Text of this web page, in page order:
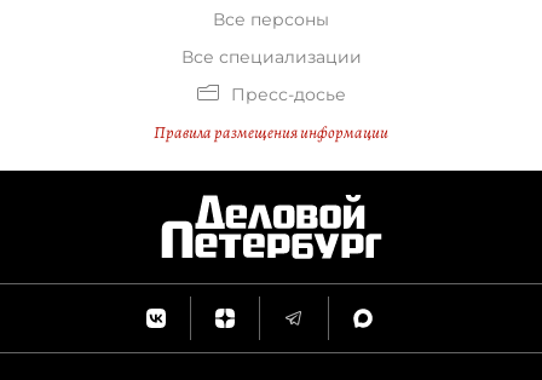
Все персоны
Все специализации
Пресс-досье
Правила размещения информации